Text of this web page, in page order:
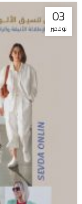
03
نوفمبر